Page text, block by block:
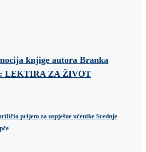
knjige autora Branka
LEKTIRA ZA ŽIVOT
prijem za uspješne učenike Srednje